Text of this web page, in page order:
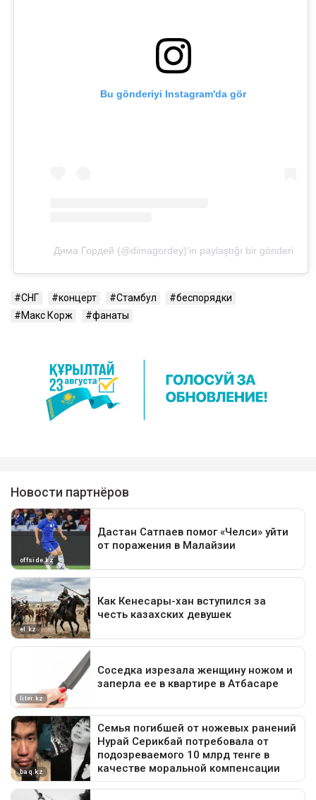
Bu gönderiyi Instagram'da gör
Дима Гордей (@dimagordey)'in paylaştığı bir gönderi
СНГ концерт Стамбул
беспорядки
Макс Корж
фанаты